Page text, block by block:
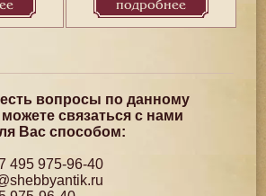
подробнее
вопросы по данному
связаться с нами
Вас способом:
495 975-96-40